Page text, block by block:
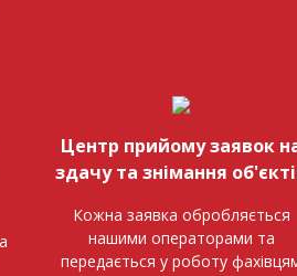
Центр прийому заявок
здачу та знімання
Кожна заявка обробляється
нашими операторами та
передається у роботу